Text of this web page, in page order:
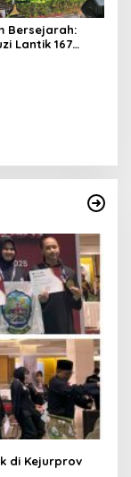
Bersejarah:
Lantik 167
di Kejurprov